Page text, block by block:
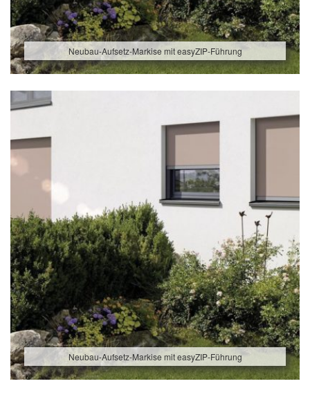
Neubau-Aufsetz-Markise mit easyZIP-Führung
Neubau-Aufsetz-Markise mit easyZIP-Führung